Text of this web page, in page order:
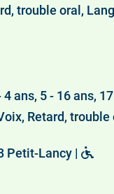
trouble oral,
4 ans, 5 - 16 ans,
Retard, trouble
Petit-Lancy |